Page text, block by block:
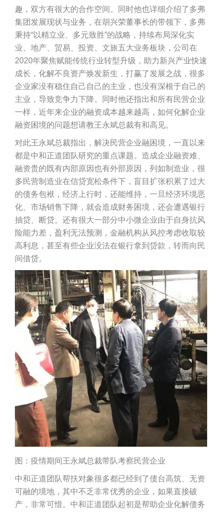
趣，双方有很大的合作空间。同时他也详细介绍了多弗
集团发展现状与业务，在胡兴荣董事长的带领下，多弗
秉持“以精立业、多元致胜”的战略，持续布局深化实
业、地产、贸易、投资、文旅五大业务板块，公司在
2020年聚焦赋能传统行业转型升级，助力新兴产业快速
成长，化解不良资产焕发新生，打赢了发展之战，很多
企业家没有稳住自己自己的主业，也没有深根于自己的
主业，导致竞争力下降。同时他还指出和所有民营企业
一样，近年来企业的融资成本越来越高，如何化解企业
融资困境的问题想请教王永斌总裁有和高见。
对此王永斌总裁指出，解决民营企业融困境，一直以来
都是中和正道团队研究的重点课题。造成企业融资难、
融资贵的既有内部原因也有外部原因，列如制造业，很
多民营制造业在信贷宽松条件下，盲目扩张积累了过大
的债务包袱，经济上行时，还能维持，一旦经济环境恶
化、市场销售下降，就会造成财务困境，还会遭遇银行
抽贷、断贷。还有很大一部分中小微企业由于自身抗风
险能力差，盈利无法预测，金融机构从风控考虑收取较
高利息，甚至有些企业没法在银行拿到贷款，转而向民
间借贷。
图：疫情期间王永斌总裁带队考察民营企业
中和正道团队帮扶对象很多都已经到了债台高筑、无资
可融的境地，其中不乏非常优秀的企业，如果直接破
产，非常可惜。中和正道团队起初是帮助企业化解债务